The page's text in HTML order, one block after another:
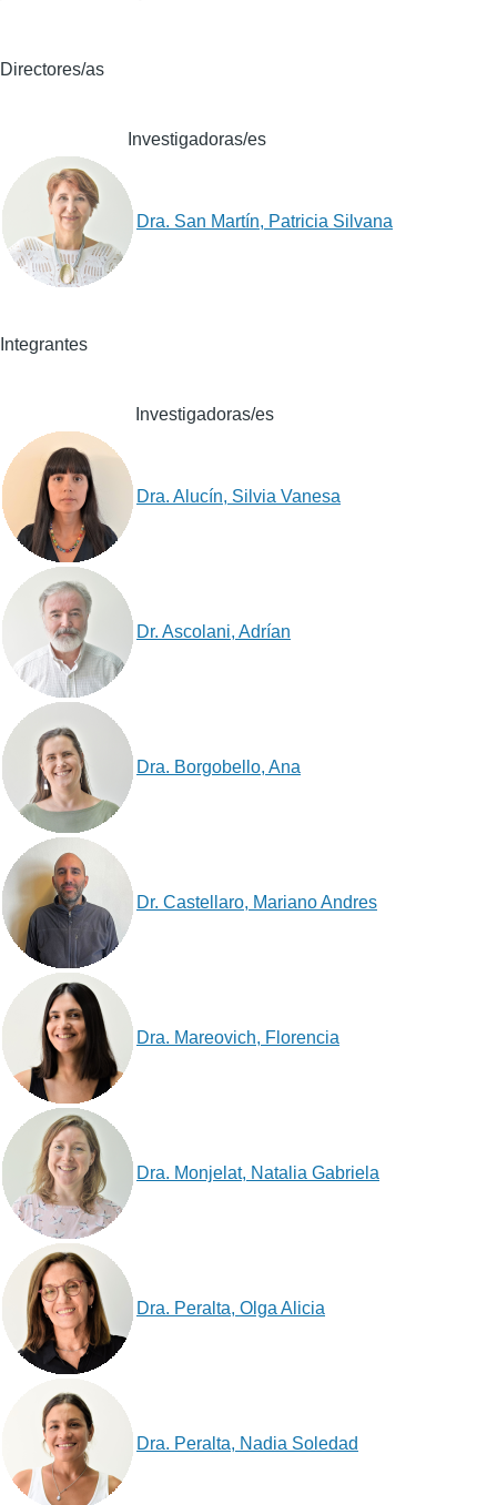
Directores/as
Investigadoras/es
Dra. San Martín, Patricia Silvana
Integrantes
Investigadoras/es
Dra. Alucín, Silvia Vanesa
Dr. Ascolani, Adrían
Dra. Borgobello, Ana
Dr. Castellaro, Mariano Andres
Dra. Mareovich, Florencia
Dra. Monjelat, Natalia Gabriela
Dra. Peralta, Olga Alicia
Dra. Peralta, Nadia Soledad